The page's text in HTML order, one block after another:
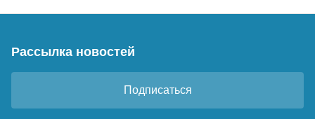
Рассылка новостей
Подписаться